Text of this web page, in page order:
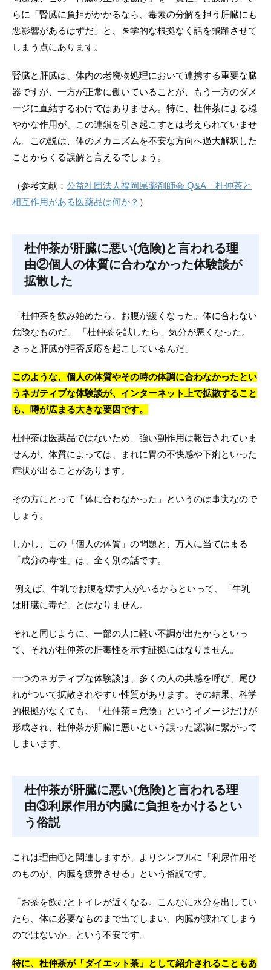
らに「腎臓に負担がかかるなら、毒素の分解を担う肝臓にも
悪影響があるはずだ」と、医学的な根拠なく話を飛躍させて
しまう点にあります。
腎臓と肝臓は、体内の老廃物処理において連携する重要な臓
器ですが、一方が正常に働いていることが、もう一方のダメ
ージに直結するわけではありません。特に、杜仲茶による穏
やかな作用が、この連鎖を引き起こすとは考えられていませ
ん。この説は、体のメカニズムを不安な方向へ過大解釈した
ことからくる誤解と言えるでしょう。
（参考文献： 公益社団法人福岡県薬剤師会 Q&A「杜仲茶と
相互作用がある医薬品は何か？ ）
杜仲茶が肝臓に悪い(危険)と言われる理
由②個人の体質に合わなかった体験談が
拡散した
「杜仲茶を飲み始めたら、お腹が緩くなった。体に合わない
危険なものだ」 「杜仲茶を試したら、気分が悪くなった。
きっと肝臓が拒否反応を起こしているんだ」
このような、個人の体質やその時の体調に合わなかったとい
うネガティブな体験談が、インターネット上で拡散すること
も、噂が広まる大きな要因です。
杜仲茶は医薬品ではないため、強い副作用は報告されていま
せんが、体質によっては、まれに胃の不快感や下痢といった
症状が出ることがあります。
その方にとって「体に合わなかった」というのは事実なので
しょう。
しかし、この「個人の体質」の問題と、万人に当てはまる
「成分の毒性」は、全く別の話です。
例えば、牛乳でお腹を壊す人がいるからといって、「牛乳
は肝臓に毒だ」とはなりません。
それと同じように、一部の人に軽い不調が出たからといっ
て、それが杜仲茶の肝毒性を示す証拠にはなりません。
一つのネガティブな体験談は、多くの人の共感を呼び、尾ひ
れがついて拡散されやすい性質があります。その結果、科学
的根拠がなくても、「杜仲茶＝危険」というイメージだけが
形成され、杜仲茶が肝臓に悪いという誤った認識に繋がって
しまいます。
杜仲茶が肝臓に悪い(危険)と言われる理
由③利尿作用が内臓に負担をかけるとい
う俗説
これは理由①と関連しますが、よりシンプルに「利尿作用そ
のものが、内臓を疲弊させる」という俗説です。
「お茶を飲むとトイレが近くなる。こんなに水分を出してい
たら、体に必要なものまで出てしまい、内臓が疲れてしまう
のではないか」という不安です。
特に、杜仲茶が「ダイエット茶」として紹介されることもあ